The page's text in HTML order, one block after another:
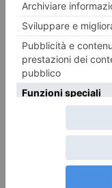
Ai piedi
PUBBLICATO IL 27
Una magnifica
bella foto diFabio